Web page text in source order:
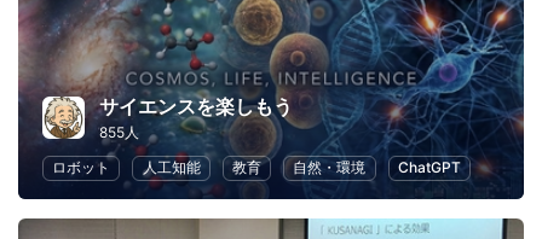
サイエンスを楽しもう
855人
ロボット
人工知能 教育 自然・環境 ChatGPT